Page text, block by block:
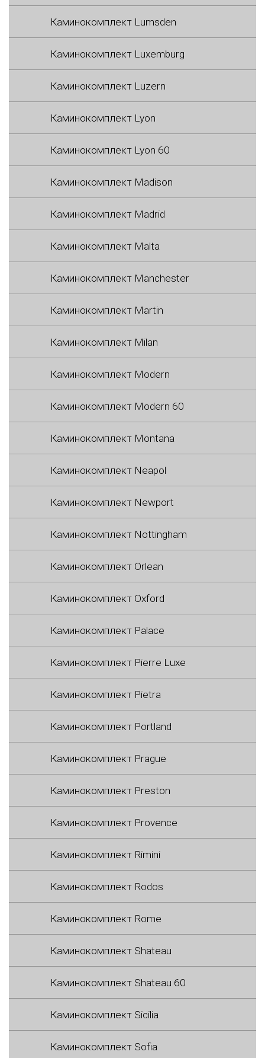
Каминокомплект Lumsden
Каминокомплект Luxemburg
Каминокомплект Luzern
Каминокомплект Lyon
Каминокомплект Lyon 60
Каминокомплект Madison
Каминокомплект Madrid
Каминокомплект Malta
Каминокомплект Manchester
Каминокомплект Martin
Каминокомплект Milan
Каминокомплект Modern
Каминокомплект Modern 60
Каминокомплект Montana
Каминокомплект Neapol
Каминокомплект Newport
Каминокомплект Nottingham
Каминокомплект Orlean
Каминокомплект Oxford
Каминокомплект Palace
Каминокомплект Pierre Luxe
Каминокомплект Pietra
Каминокомплект Portland
Каминокомплект Prague
Каминокомплект Preston
Каминокомплект Provence
Каминокомплект Rimini
Каминокомплект Rodos
Каминокомплект Rome
Каминокомплект Shateau
Каминокомплект Shateau 60
Каминокомплект Sicilia
Каминокомплект Sofia